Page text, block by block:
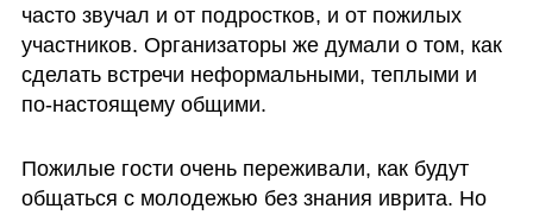
часто звучал и от подростков, и от пожилых
участников. Организаторы же думали о том, как
сделать встречи неформальными, теплыми и
по-настоящему общими.
Пожилые гости очень переживали, как будут
общаться с молодежью без знания иврита. Но